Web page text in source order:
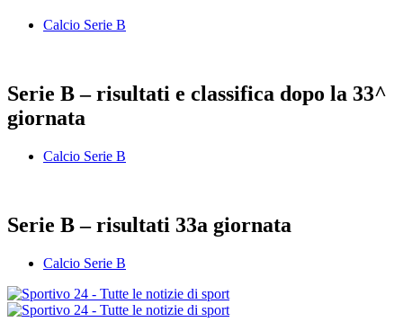
Calcio Serie B
Serie B – risultati e classifica dopo la 33^
giornata
Calcio Serie B
Serie B – risultati 33a giornata
Calcio Serie B